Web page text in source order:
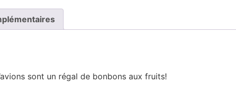
sont un régal de bonbons aux fruits!